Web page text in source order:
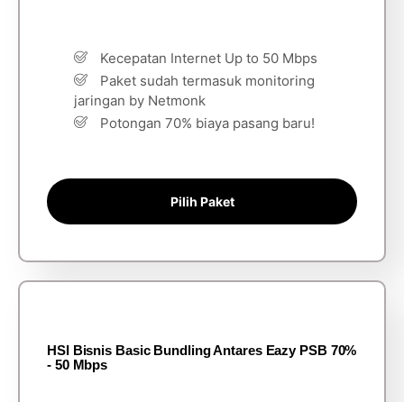
Kecepatan Internet Up to 50 Mbps
Paket sudah termasuk monitoring
jaringan by Netmonk
Potongan 70% biaya pasang baru!
Pilih Paket
HSI Bisnis Basic Bundling Antares Eazy PSB 70%
- 50 Mbps